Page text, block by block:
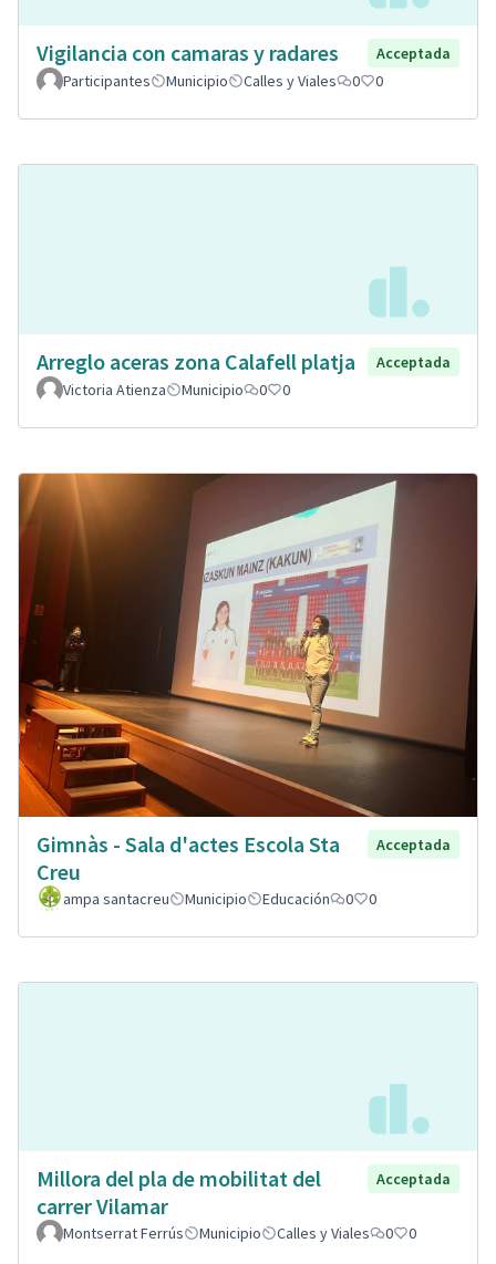
Vigilancia con camaras y radares
Acceptada
Participantes
Municipio Calles y Viales 0 0
Arreglo aceras zona Calafell platja
Acceptada
Victoria Atienza
Municipio 0 0
Gimnàs - Sala d'actes Escola Sta
Creu
Acceptada
ampa santacreu Municipio Educación 0 0
Millora del pla de mobilitat del
carrer Vilamar
Acceptada
Montserrat Ferrús Municipio Calles y Viales 0 0